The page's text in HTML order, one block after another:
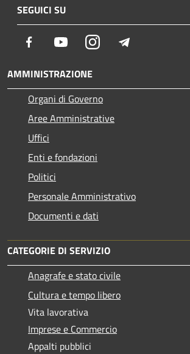
SEGUICI SU
Facebook YoutubeInstagram
AMMINISTRAZIONE
Organi di Governo
Aree Amministrative
Uffici
Enti e fondazioni
Politici
Personale Amministrativo
Documenti e dati
CATEGORIE DI SERVIZIO
Anagrafe e stato civile
Cultura e tempo libero
Vita lavorativa
Imprese e Commercio
Appalti pubblici